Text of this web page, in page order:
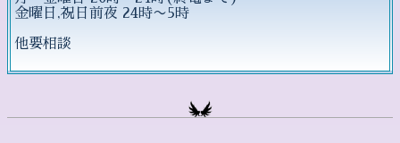
金曜日,祝日前夜 24時〜5時
他要相談